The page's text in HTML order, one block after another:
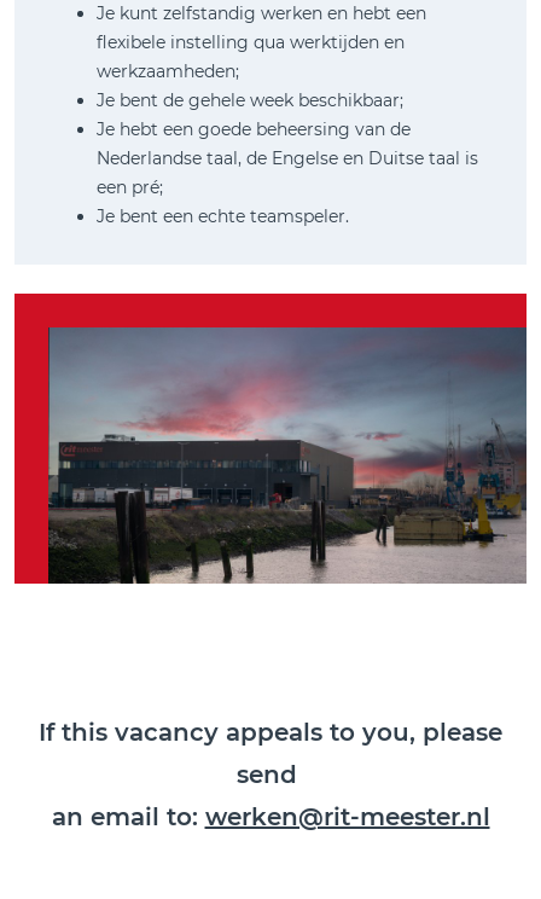
Je kunt zelfstandig werken en hebt een
flexibele instelling qua werktijden en
werkzaamheden;
Je bent de gehele week beschikbaar;
Je hebt een goede beheersing van de
Nederlandse taal, de Engelse en Duitse taal is
een pré;
Je bent een echte teamspeler.
If this vacancy appeals to you, please
send
an email to: werken@rit-meester.nl